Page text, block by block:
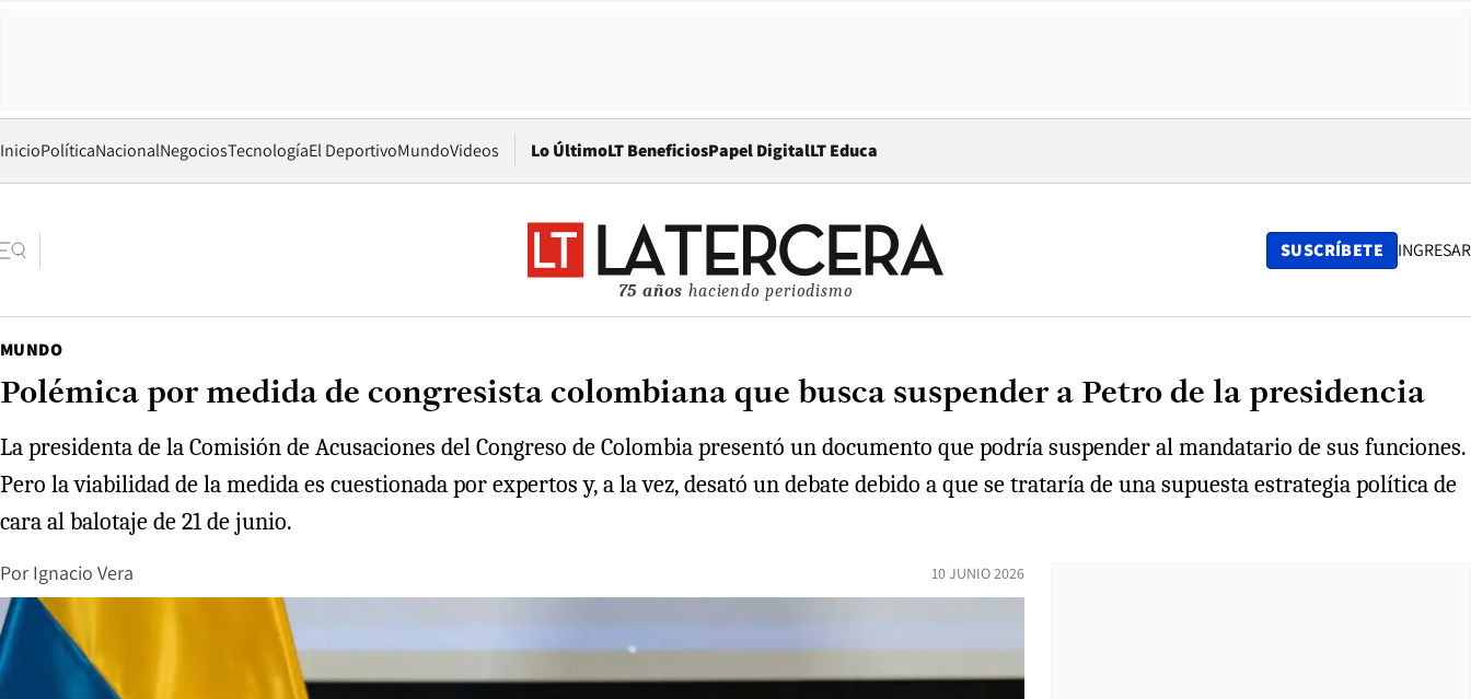
InicioPolíticaNacionalNegociosTecnologíaEl DeportivoMundoVideos Lo ÚltimoLT BeneficiosPapel DigitalOpens in new window
LT Educa
75 años haciendo periodismo
SUSCRÍBETE INGRESAR
MUNDO
Polémica por medida de congresista colombiana que busca suspender a Petro de la presidencia
La presidenta de la Comisión de Acusaciones del Congreso de Colombia presentó un documento que podría suspender al mandatario de sus funciones.
Pero la viabilidad de la medida es cuestionada por expertos y, a la vez, desató un debate debido a que se trataría de una supuesta estrategia política de
cara al balotaje de 21 de junio.
Por Ignacio Vera 10 JUNIO 2026